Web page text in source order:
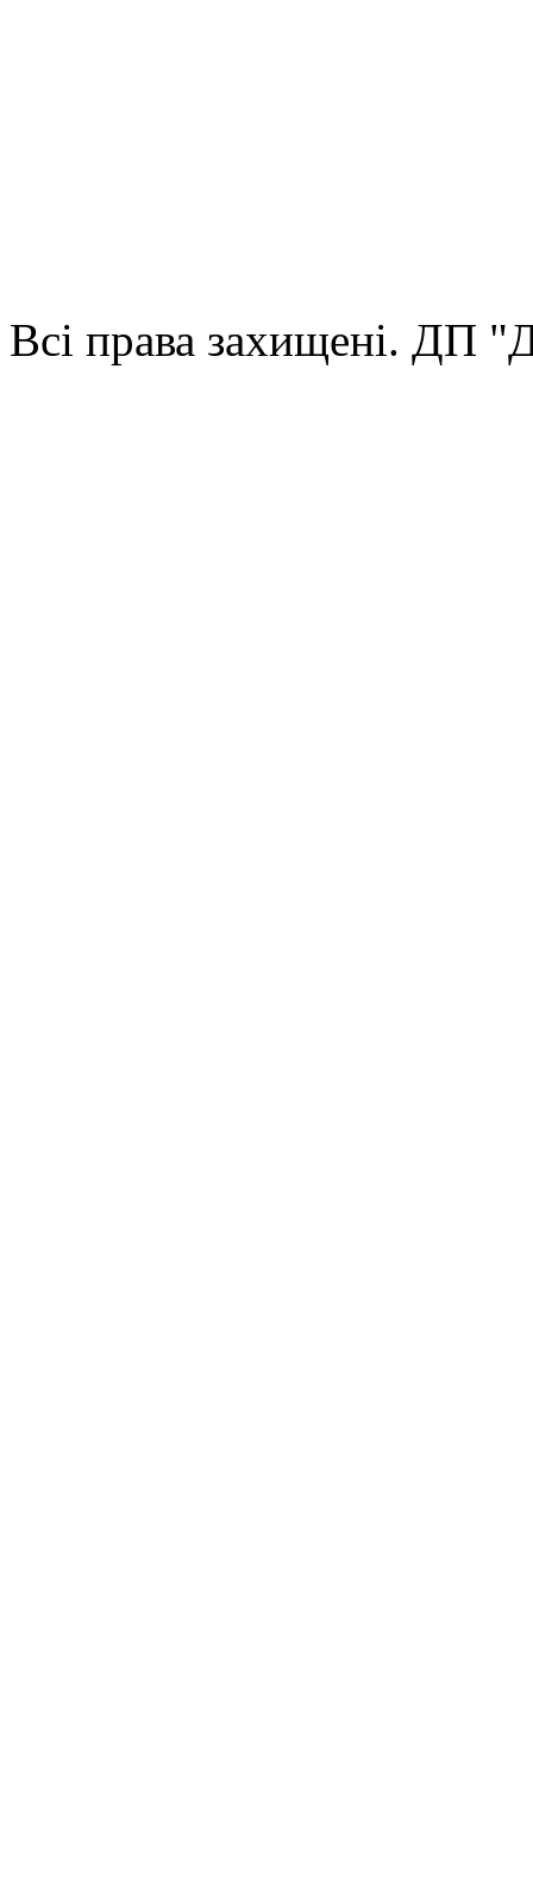
Всі права захищені.